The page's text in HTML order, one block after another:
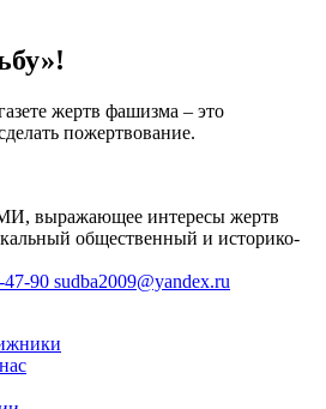
жертв фашизма – это
пожертвование.
выражающее интересы жертв
общественный и историко-
47-90 sudba2009@yandex.ru